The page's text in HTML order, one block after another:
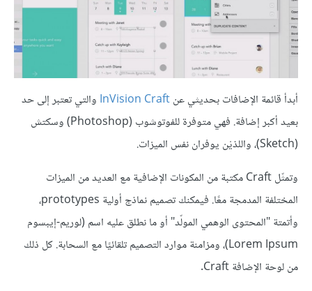
أبدأ قائمة الإضافات بحديثي عنInVision Craft والتي تعتبر إلى حد
بعيد أكبر إضافة. فهي متوفرة للفوتوشوب (Photoshop) وسكتش
(Sketch)، واللذيْن يوفران نفس الميزات.
وتمثّل Craft مكتبة من المكونات الإضافية مع العديد من الميزات
المختلفة المدمجة معًا. فيمكنك تصميم نماذج أولية prototypes،
وأتمتة "المحتوى الوهمي المولّد" أو ما نطلق عليه اسم (لوريم-إيبسوم
Lorem Ipsum)، ومزامنة موارد التصميم تلقائيًا مع السحابة. كل ذلك
من لوحة الإضافة Craft.